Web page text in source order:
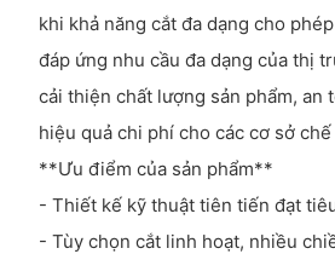
khi khả năng cắt đa dạng cho
đáp ứng nhu cầu đa dạng của thị
cải thiện chất lượng sản phẩm, an
hiệu quả chi phí cho các cơ sở
**Ưu điểm của sản phẩm**
- Thiết kế kỹ thuật tiên tiến đạt
- Tùy chọn cắt linh hoạt, nhiều